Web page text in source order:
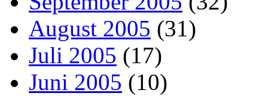
August 2005 (31)
Juli 2005 (17)
Juni 2005 (10)